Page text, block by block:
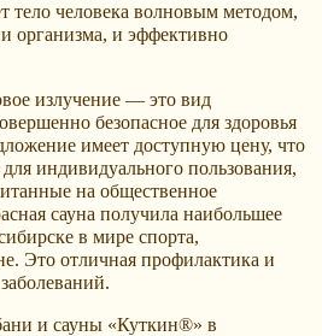
тело человека волновым методом,
организма, и эффективно
излучение — это вид
безопасное для здоровья
имеет доступную цену, что
индивидуального пользования,
на общественное
сауна получила наибольшее
в мире спорта,
Это отличная профилактика и
и сауны «Куткин®» в